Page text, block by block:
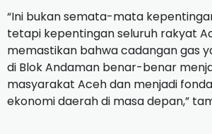
“Ini bukan semata-mata
tetapi kepentingan seluruh rakyat
memastikan bahwa cadangan gas
di Blok Andaman benar-benar
masyarakat Aceh dan menjadi
ekonomi daerah di masa depan,”